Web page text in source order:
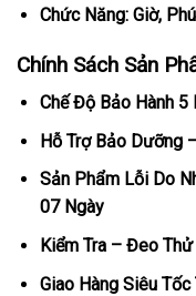
Chức Năng: Giờ,
Chính Sách Sản
Chế Độ Bảo Hành 5
Hỗ Trợ Bảo Dưỡng
Sản Phẩm Lỗi Do
07 Ngày
Kiểm Tra – Đeo
Giao Hàng Siêu